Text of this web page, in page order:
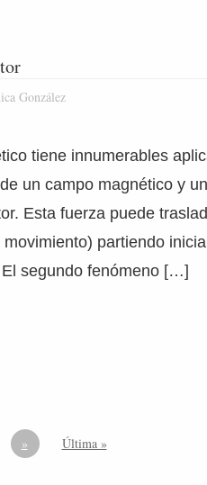
González
tiene innumerables
un campo magnético y
Esta fuerza puede
partiendo
segundo fenómeno […]
» Última »